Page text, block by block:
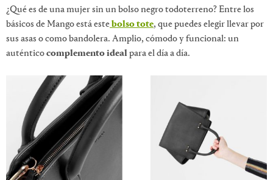
¿Qué es de una mujer sin un bolso negro todoterreno? Entre los
básicos de Mango está estebolso tote, que puedes elegir llevar por
sus asas o como bandolera. Amplio, cómodo y funcional: un
auténticocomplemento idealpara el día a día.